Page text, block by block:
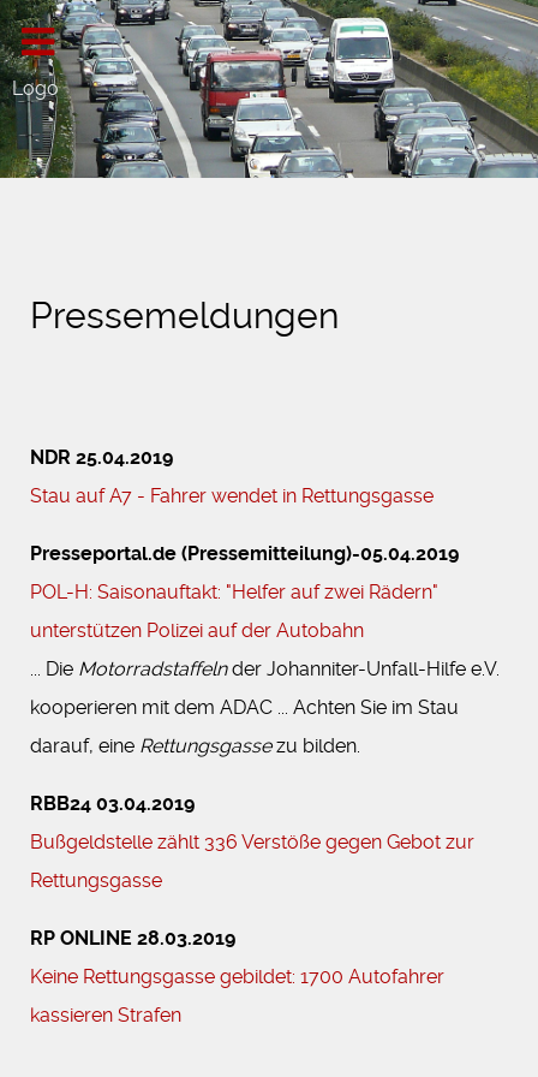
Logo
Pressemeldungen
NDR 25.04.2019
Stau auf A7 - Fahrer wendet in Rettungsgasse
Presseportal.de (Pressemitteilung)-05.04.2019
POL-H: Saisonauftakt: "Helfer auf zwei Rädern"
unterstützen Polizei auf der Autobahn
... Die Motorradstaffelnder Johanniter-Unfall-Hilfe e.V.
kooperieren mit dem ADAC ... Achten Sie im Stau
darauf, eine Rettungsgassezu bilden.
RBB24 03.04.2019
Bußgeldstelle zählt 336 Verstöße gegen Gebot zur
Rettungsgasse
RP ONLINE 28.03.2019
Keine Rettungsgasse gebildet: 1700 Autofahrer
kassieren Strafen